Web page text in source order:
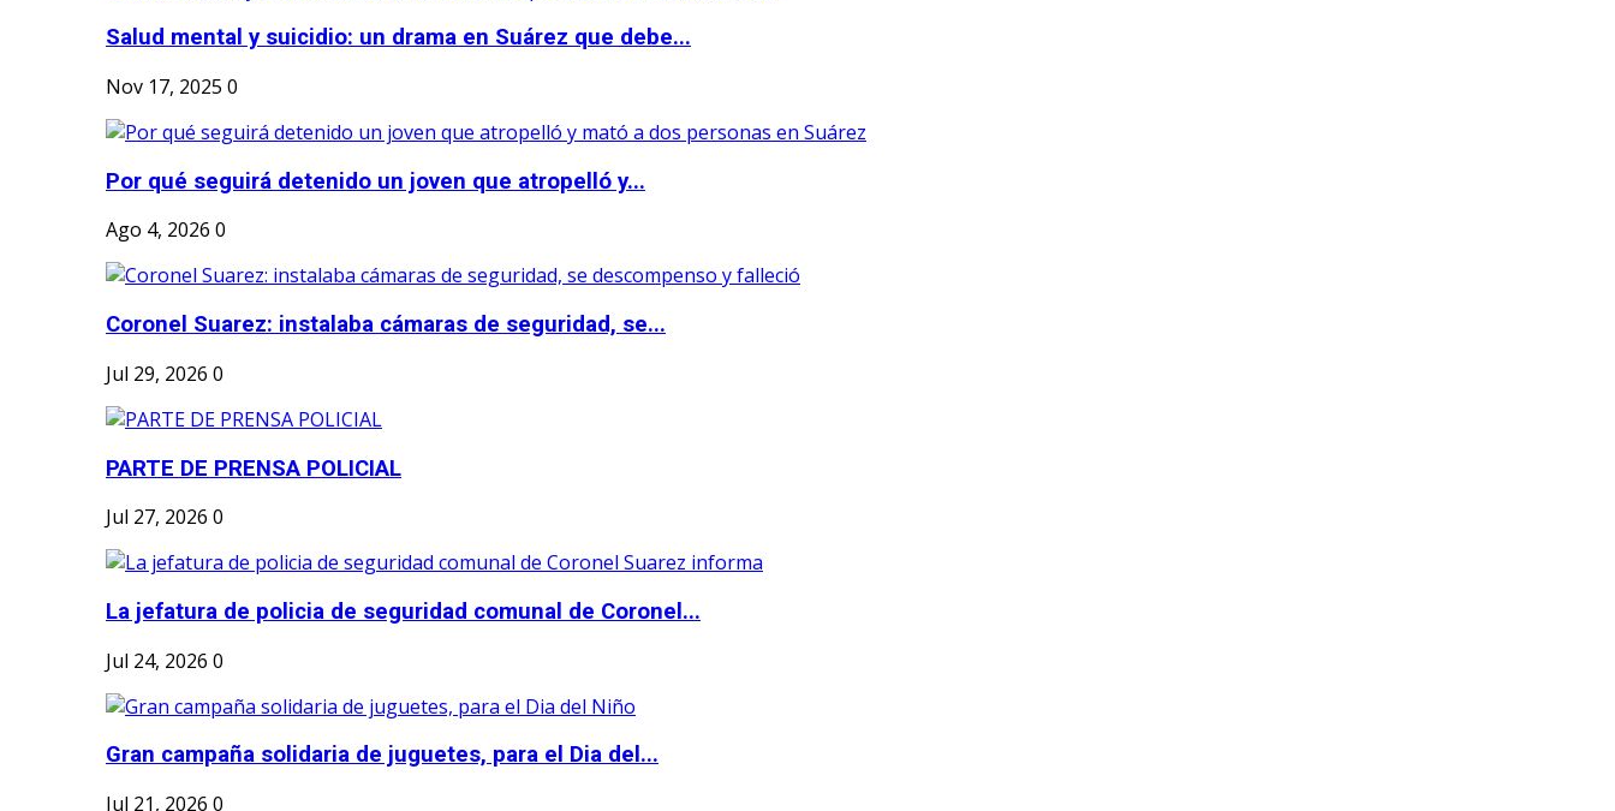
Salud mental y suicidio: un drama en Suárez que debe...
Nov 17, 2025 0
Por qué seguirá detenido un joven que atropelló y...
Ago 4, 2026 0
Coronel Suarez: instalaba cámaras de seguridad, se...
Jul 29, 2026 0
PARTE DE PRENSA POLICIAL
Jul 27, 2026 0
La jefatura de policia de seguridad comunal de Coronel...
Jul 24, 2026 0
Gran campaña solidaria de juguetes, para el Dia del...
Jul 21, 2026 0